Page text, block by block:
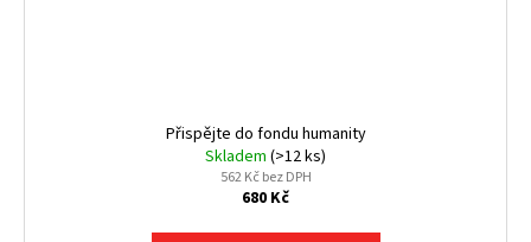
Přispějte do fondu humanity
Skladem (>12 ks)
562 Kč bez DPH
680 Kč